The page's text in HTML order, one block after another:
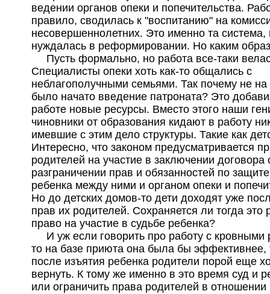
ведении органов опеки и попечительства.
правило, сводилась к "воспитанию" на
несовершеннолетних. Это именно та система,
нуждалась в реформировании. Но каким
Пусть формально, но работа все-таки
Специалисты опеки хоть как-то общались с
неблагополучными семьями. Так почему не на
было начато введение патроната? Это
работе новые ресурсы. Вместо этого наши
чиновники от образования кидают в работу
имевшие с этим дело структуры. Такие как
Интересно, что законом предусматривается
родителей на участие в заключении договора
разграничении прав и обязанностей по
ребенка между ними и органом опеки и
Но до детских домов-то дети доходят уже
прав их родителей. Сохраняется ли тогда это
право на участие в судьбе ребенка?
И уж если говорить про работу с кровными
то на базе приюта она была бы эффективнее,
после изъятия ребенка родители порой еще
вернуть. К тому же именно в это время суд и
или ограничить права родителей в